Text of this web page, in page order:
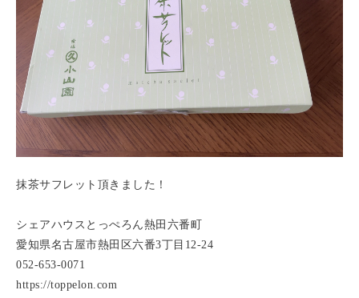
抹茶サフレット頂きました！
シェアハウスとっぺろん熱田六番町
愛知県名古屋市熱田区六番3丁目12-24
052-653-0071
https://toppelon.com